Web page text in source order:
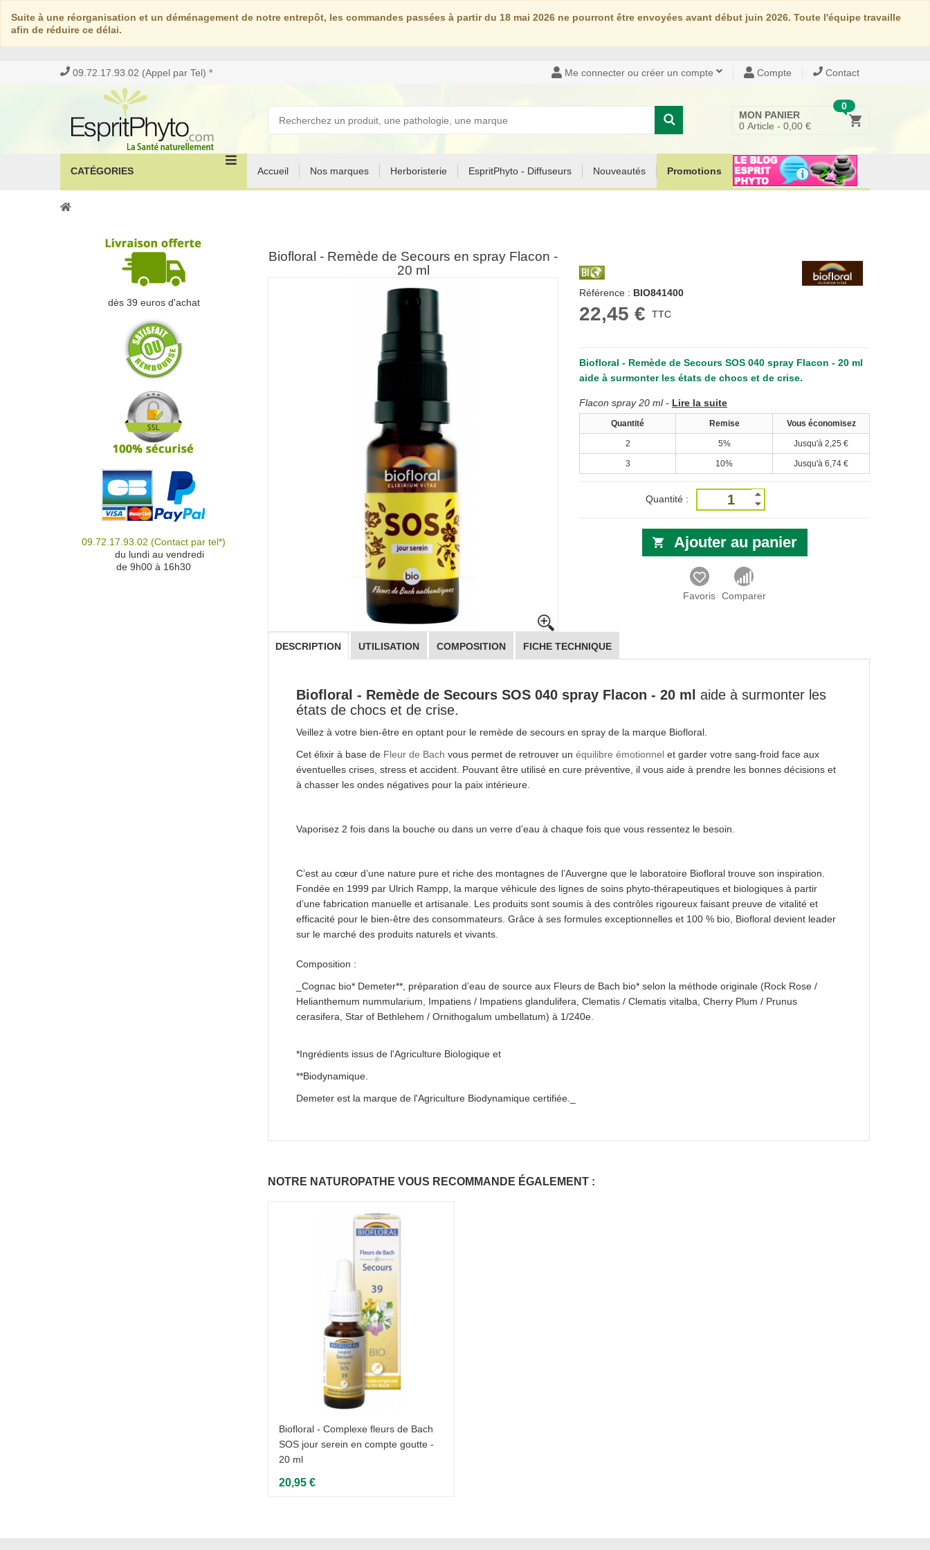
Suite à une réorganisation et un déménagement de notre entrepôt, les commandes passées à partir du 18 mai 2026 ne pourront être envoyées avant début juin 2026. Toute l'équipe travaille
afin de réduire ce délai.
09.72.17.93.02 (Appel par Tel) * Me connecter ou créer un compte Compte Contact
0
MON PANIER
0 Article - 0,00 €
CATÉGORIES Accueil Nos marques Herboristerie EspritPhyto - Diffuseurs Nouveautés Promotions
Biofloral - Remède de Secours en spray Flacon -
20 ml
Référence : BIO841400
22,45 € TTC
Biofloral - Remède de Secours SOS 040 spray Flacon - 20 ml
aide à surmonter les états de chocs et de crise.
Flacon spray 20 ml - Lire la suite
Quantité Remise Vous économisez
2 5% Jusqu'à 2,25 €
3 10% Jusqu'à 6,74 €
Quantité :
Ajouter au panier
Favoris Comparer
DESCRIPTION UTILISATION COMPOSITION FICHE TECHNIQUE
Biofloral - Remède de Secours SOS 040 spray Flacon - 20 ml aide à surmonter les
états de chocs et de crise.
Veillez à votre bien-être en optant pour le remède de secours en spray de la marque Biofloral.
Cet élixir à base de Fleur de Bach vous permet de retrouver un équilibre émotionnel et garder votre sang-froid face aux
éventuelles crises, stress et accident. Pouvant être utilisé en cure préventive, il vous aide à prendre les bonnes décisions et
à chasser les ondes négatives pour la paix intérieure.
Vaporisez 2 fois dans la bouche ou dans un verre d’eau à chaque fois que vous ressentez le besoin.
C’est au cœur d’une nature pure et riche des montagnes de l’Auvergne que le laboratoire Biofloral trouve son inspiration.
Fondée en 1999 par Ulrich Rampp, la marque véhicule des lignes de soins phyto-thérapeutiques et biologiques à partir
d’une fabrication manuelle et artisanale. Les produits sont soumis à des contrôles rigoureux faisant preuve de vitalité et
efficacité pour le bien-être des consommateurs. Grâce à ses formules exceptionnelles et 100 % bio, Biofloral devient leader
sur le marché des produits naturels et vivants.
Composition :
_Cognac bio* Demeter**, préparation d’eau de source aux Fleurs de Bach bio* selon la méthode originale (Rock Rose /
Helianthemum nummularium, Impatiens / Impatiens glandulifera, Clematis / Clematis vitalba, Cherry Plum / Prunus
cerasifera, Star of Bethlehem / Ornithogalum umbellatum) à 1/240e.
*Ingrédients issus de l'Agriculture Biologique et
**Biodynamique.
Demeter est la marque de l'Agriculture Biodynamique certifiée._
NOTRE NATUROPATHE VOUS RECOMMANDE ÉGALEMENT :
Biofloral - Complexe fleurs de Bach
SOS jour serein en compte goutte -
20 ml
20,95 €
dès 39 euros d'achat
09.72.17.93.02 (Contact par tel*)
du lundi au vendredi
de 9h00 à 16h30